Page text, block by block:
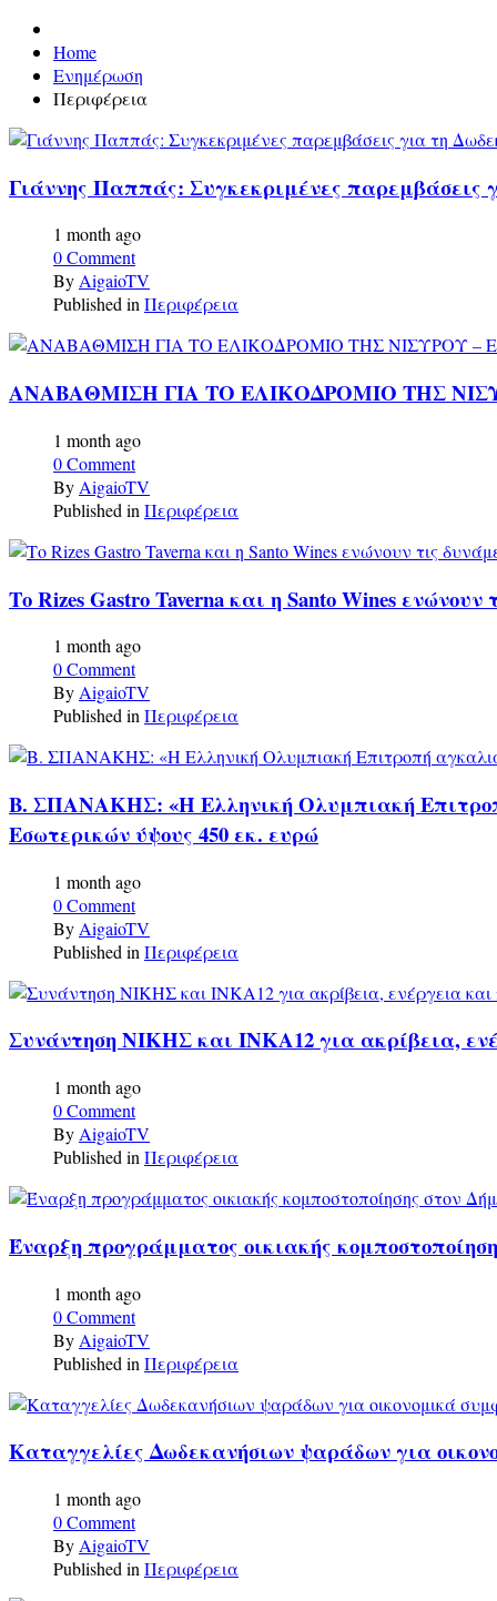
Home
Ενημέρωση
Περιφέρεια
Γιάννης Παππάς: Συγκεκριμένες παρεμβάσεις
1 month ago
0 Comment
ByAigaioTV
Published inΠεριφέρεια
ΑΝΑΒΑΘΜΙΣΗ ΓΙΑ ΤΟ ΕΛΙΚΟΔΡΟΜΙΟ ΤΗΣ
1 month ago
0 Comment
By AigaioTV
Published in Περιφέρεια
Το Rizes Gastro Taverna και η Santo Wines
1 month ago
0 Comment
ByAigaioTV
Published inΠεριφέρεια
Β. ΣΠΑΝΑΚΗΣ: «Η Ελληνική Ολυμπιακή
Εσωτερικών ύψους 450 εκ. ευρώ
1 month ago
0 Comment
By AigaioTV
Published in Περιφέρεια
Συνάντηση ΝΙΚΗΣ και ΙΝΚΑ12 για ακρίβεια,
1 month ago
0 Comment
By AigaioTV
Published in Περιφέρεια
Έναρξη προγράμματος οικιακής
1 month ago
0 Comment
By AigaioTV
Published in Περιφέρεια
Καταγγελίες Δωδεκανήσιων ψαράδων για
1 month ago
0 Comment
By AigaioTV
Published in Περιφέρεια